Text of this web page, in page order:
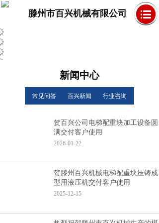
滕州市百兴机械有限公司
新闻中心
常见问答 百兴新闻 行业咨询
贺百兴公司电梯配重块加工设备圆
满交付客户使用
2026-01-22
贺滕州百兴机械电梯配重块压铸成
型用液压机交付客户使用
2025-12-15